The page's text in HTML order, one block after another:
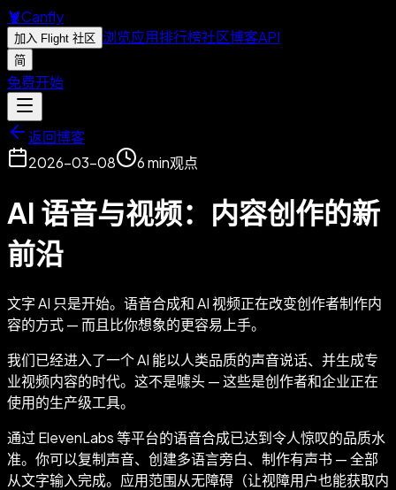
🦞Canfly
加入 Flight 社区 浏览应用排行榜社区博客API
简
免费开始
返回博客
2026-03-08
6min观点
AI 语音与视频：内容创作的新
前沿
文字 AI 只是开始。语音合成和 AI 视频正在改变创作者制作内
容的方式 — 而且比你想象的更容易上手。
我们已经进入了一个 AI 能以人类品质的声音说话、并生成专
业视频内容的时代。这不是噱头 — 这些是创作者和企业正在
使用的生产级工具。
通过 ElevenLabs 等平台的语音合成已达到令人惊叹的品质水
准。你可以复制声音、创建多语言旁白、制作有声书 — 全部
从文字输入完成。应用范围从无障碍（让视障用户也能获取内